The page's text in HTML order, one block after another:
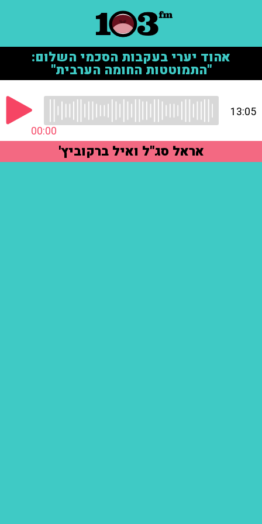
אהוד יערי בעקבות הסכמי השלום:
"התמוטטות החומה הערבית"
00:00
13:05
אראל סג"ל ואיל ברקוביץ'